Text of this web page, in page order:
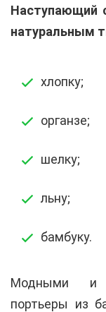
Наступающий
натуральным
хлопку;
органзе;
шелку;
льну;
бамбуку.
Модными и
портьеры из